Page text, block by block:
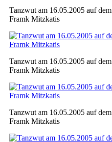
Tanzwut am 16.05.2005 auf
Framk Mitzkatis
Tanzwut am 16.05.2005 auf
Framk Mitzkatis
Tanzwut am 16.05.2005 auf
Framk Mitzkatis